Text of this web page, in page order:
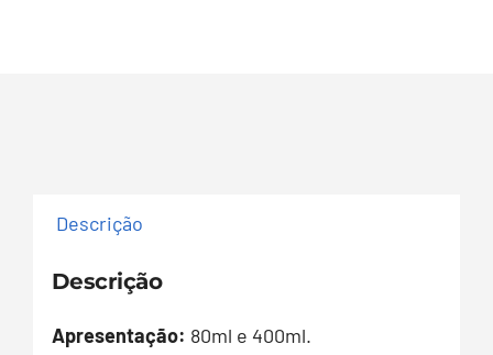
Descrição
Descrição
Apresentação: 80ml e 400ml.